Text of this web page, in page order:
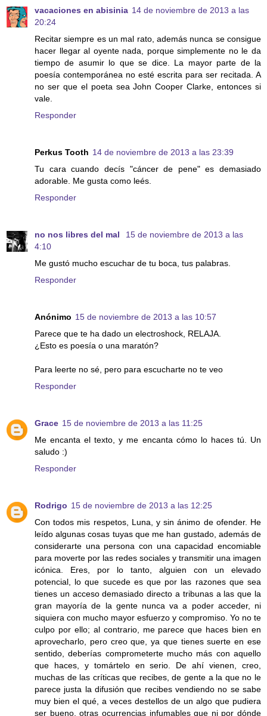
vacaciones en abisinia 14 de noviembre de 2013 a las
20:24
Recitar siempre es un mal rato, además nunca se consigue
hacer llegar al oyente nada, porque simplemente no le da
tiempo de asumir lo que se dice. La mayor parte de la
poesía contemporánea no esté escrita para ser recitada. A
no ser que el poeta sea John Cooper Clarke, entonces si
vale.
Responder
Perkus Tooth 14 de noviembre de 2013 a las 23:39
Tu cara cuando decís "cáncer de pene" es demasiado
adorable. Me gusta como leés.
Responder
no nos libres del mal
15 de noviembre de 2013 a las
4:10
Me gustó mucho escuchar de tu boca, tus palabras.
Responder
Anónimo 15 de noviembre de 2013 a las 10:57
Parece que te ha dado un electroshock, RELAJA.
¿Esto es poesía o una maratón?
Para leerte no sé, pero para escucharte no te veo
Responder
Grace 15 de noviembre de 2013 a las 11:25
Me encanta el texto, y me encanta cómo lo haces tú. Un
saludo :)
Responder
Rodrigo 15 de noviembre de 2013 a las 12:25
Con todos mis respetos, Luna, y sin ánimo de ofender. He
leído algunas cosas tuyas que me han gustado, además de
considerarte una persona con una capacidad encomiable
para moverte por las redes sociales y transmitir una imagen
icónica. Eres, por lo tanto, alguien con un elevado
potencial, lo que sucede es que por las razones que sea
tienes un acceso demasiado directo a tribunas a las que la
gran mayoría de la gente nunca va a poder acceder, ni
siquiera con mucho mayor esfuerzo y compromiso. Yo no te
culpo por ello; al contrario, me parece que haces bien en
aprovecharlo, pero creo que, ya que tienes suerte en ese
sentido, deberías comprometerte mucho más con aquello
que haces, y tomártelo en serio. De ahí vienen, creo,
muchas de las críticas que recibes, de gente a la que no le
parece justa la difusión que recibes vendiendo no se sabe
muy bien el qué, a veces destellos de un algo que pudiera
ser bueno, otras ocurrencias infumables que ni por dónde